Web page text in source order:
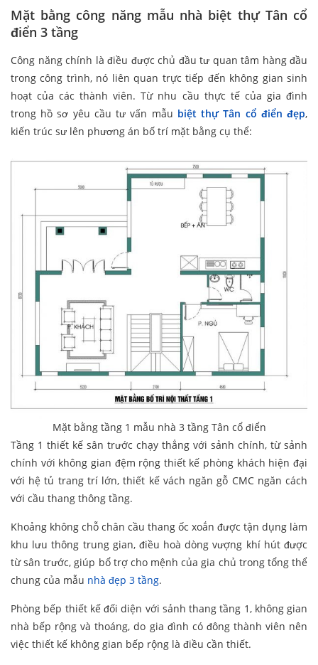
Mặt bằng công năng mẫu nhà biệt thự Tân cổ
điển 3 tầng
Công năng chính là điều được chủ đầu tư quan tâm hàng đầu
trong công trình, nó liên quan trực tiếp đến không gian sinh
hoạt của các thành viên. Từ nhu cầu thực tế của gia đình
trong hồ sơ yêu cầu tư vấn mẫu biệt thự Tân cổ điển đẹp,
kiến trúc sư lên phương án bố trí mặt bằng cụ thể:
Mặt bằng tầng 1 mẫu nhà 3 tầng Tân cổ điển
Tầng 1 thiết kế sân trước chạy thẳng với sảnh chính, từ sảnh
chính với không gian đệm rộng thiết kế phòng khách hiện đại
với hệ tủ trang trí lớn, thiết kế vách ngăn gỗ CMC ngăn cách
với cầu thang thông tầng.
Khoảng không chỗ chân cầu thang ốc xoắn được tận dụng làm
khu lưu thông trung gian, điều hoà dòng vượng khí hút được
từ sân trước, giúp bổ trợ cho mệnh của gia chủ trong tổng thể
chung của mẫu nhà đẹp 3 tầng.
Phòng bếp thiết kế đối diện với sảnh thang tầng 1, không gian
nhà bếp rộng và thoáng, do gia đình có đông thành viên nên
việc thiết kế không gian bếp rộng là điều cần thiết.